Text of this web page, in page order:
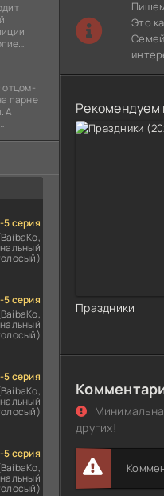
отцом-
парне
А
5 серия
5 серия
5 серия
5 серия
Это
Рекомендуем
Праздники
других!